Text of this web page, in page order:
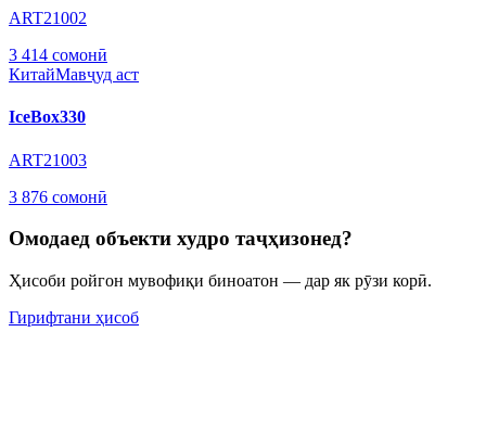
ART21002
3 414 сомонӣ
КитайМавҷуд аст
IceBox330
ART21003
3 876 сомонӣ
Омодаед объекти худро таҷҳизонед?
Ҳисоби ройгон мувофиқи биноатон — дар як рӯзи корӣ.
Гирифтани ҳисоб